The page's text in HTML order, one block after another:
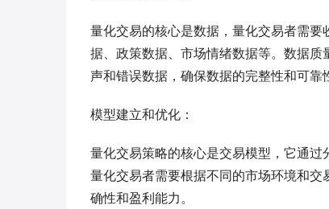
量化交易的核心是数据，量化交易者需
据、政策数据、市场情绪数据等。数据
声和错误数据，确保数据的完整性和可靠
模型建立和优化：
量化交易策略的核心是交易模型，它通过
量化交易者需要根据不同的市场环境和
确性和盈利能力。